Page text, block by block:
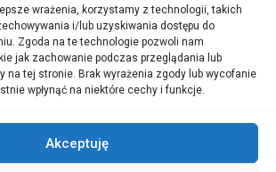
wrażenia, korzystamy z technologii, takich
i/lub uzyskiwania dostępu do
Zgoda na te technologie pozwoli nam
jak zachowanie podczas przeglądania lub
na tej stronie. Brak wyrażenia zgody lub wycofanie
wpłynąć na niektóre cechy i funkcje.
Akceptuję
14 października, 2025
LOGISTYKA 4.0 – Automatyzacja i
Procesów Logistycznych